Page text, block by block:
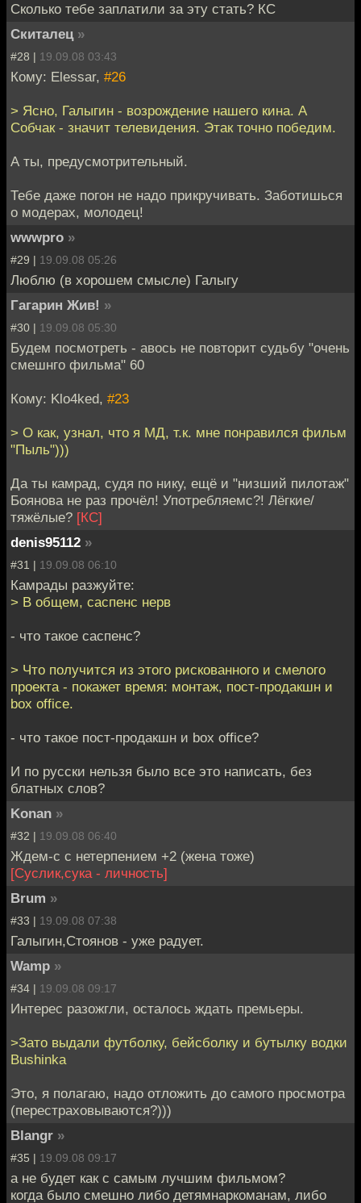
Сколько тебе заплатили за эту стать? КС
Скиталец »
#28 | 19.09.08 03:43
Кому: Elessar, #26
> Ясно, Галыгин - возрождение нашего кина. А
Собчак - значит телевидения. Этак точно победим.
А ты, предусмотрительный.
Тебе даже погон не надо прикручивать. Заботишься
о модерах, молодец!
wwwpro »
#29 | 19.09.08 05:26
Люблю (в хорошем смысле) Галыгу
Гагарин Жив! »
#30 | 19.09.08 05:30
Будем посмотреть - авось не повторит судьбу "очень
смешнго фильма" 60
Кому: Klo4ked, #23
> О как, узнал, что я МД, т.к. мне понравился фильм
"Пыль")))
Да ты камрад, судя по нику, ещё и "низший пилотаж"
Боянова не раз прочёл! Употребляемс?! Лёгкие/
тяжёлые? [КС]
denis95112 »
#31 | 19.09.08 06:10
Камрады разжуйте:
> В общем, саспенс нерв
- что такое саспенс?
> Что получится из этого рискованного и смелого
проекта - покажет время: монтаж, пост-продакшн и
box office.
- что такое пост-продакшн и box office?
И по русски нельзя было все это написать, без
блатных слов?
Konan »
#32 | 19.09.08 06:40
Ждем-с с нетерпением +2 (жена тоже)
[Суслик,сука - личность]
Brum »
#33 | 19.09.08 07:38
Галыгин,Стоянов - уже радует.
Wamp »
#34 | 19.09.08 09:17
Интерес разожгли, осталось ждать премьеры.
>Зато выдали футболку, бейсболку и бутылку водки
Bushinka
Это, я полагаю, надо отложить до самого просмотра
(перестраховываются?)))
Blangr »
#35 | 19.09.08 09:17
а не будет как с самым лучшим фильмом?
когда было смешно либо детямнаркоманам, либо